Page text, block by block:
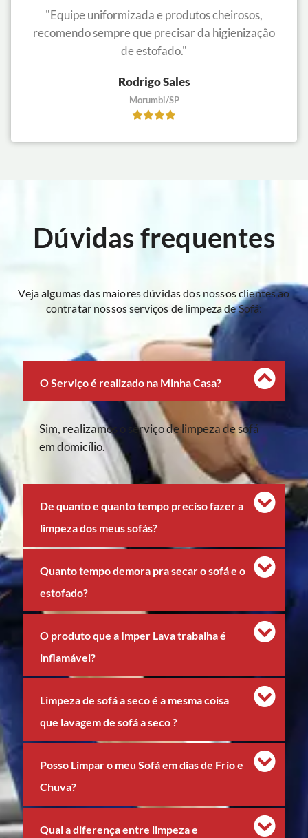
"Equipe uniformizada e produtos cheirosos,
recomendo sempre que precisar da higienização
de estofado."
Rodrigo Sales
Morumbi/SP
Dúvidas frequentes
Veja algumas das maiores dúvidas dos nossos clientes ao
contratar nossos serviços de limpeza de Sofá:
O Serviço é realizado na Minha Casa?
Sim, realizamos o serviço de limpeza de sofá
em domicílio.
De quanto e quanto tempo preciso fazer a
limpeza dos meus sofás?
Quanto tempo demora pra secar o sofá e o
estofado?
O produto que a Imper Lava trabalha é
inflamável?
Limpeza de sofá a seco é a mesma coisa
que lavagem de sofá a seco ?
Posso Limpar o meu Sofá em dias de Frio e
Chuva?
Qual a diferença entre limpeza e